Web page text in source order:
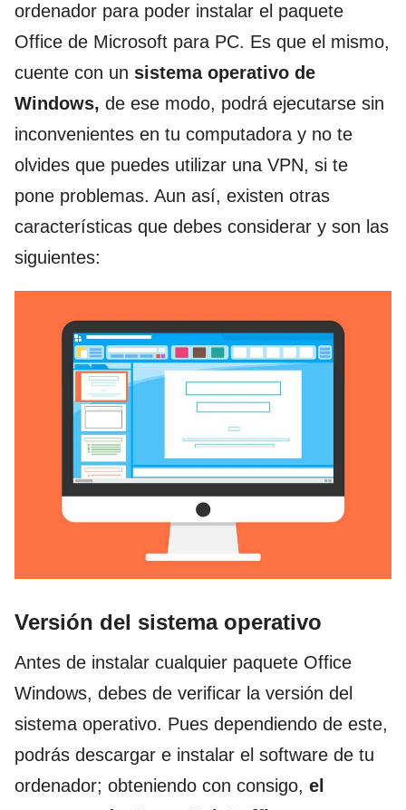
ordenador para poder instalar el paquete
Office de Microsoft para PC. Es que el mismo,
cuente con un sistema operativo de
Windows, de ese modo, podrá ejecutarse sin
inconvenientes en tu computadora y no te
olvides que puedes utilizar una VPN, si te
pone problemas. Aun así, existen otras
características que debes considerar y son las
siguientes:
Versión del sistema operativo
Antes de instalar cualquier paquete Office
Windows, debes de verificar la versión del
sistema operativo. Pues dependiendo de este,
podrás descargar e instalar el software de tu
ordenador; obteniendo con consigo, el